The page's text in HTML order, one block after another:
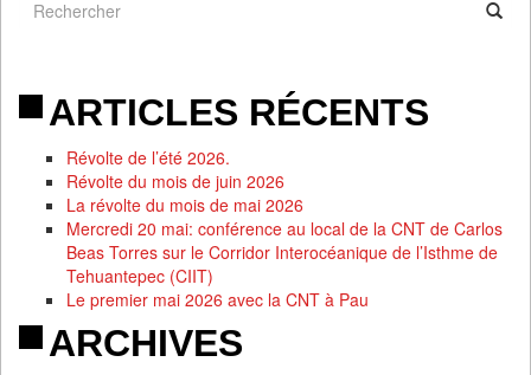
ARTICLES RÉCENTS
Révolte de l’été 2026.
Révolte du mois de juin 2026
La révolte du mois de mai 2026
Mercredi 20 mai: conférence au local de la CNT de Carlos
Beas Torres sur le Corridor Interocéanique de l’Isthme de
Tehuantepec (CIIT)
Le premier mai 2026 avec la CNT à Pau
ARCHIVES